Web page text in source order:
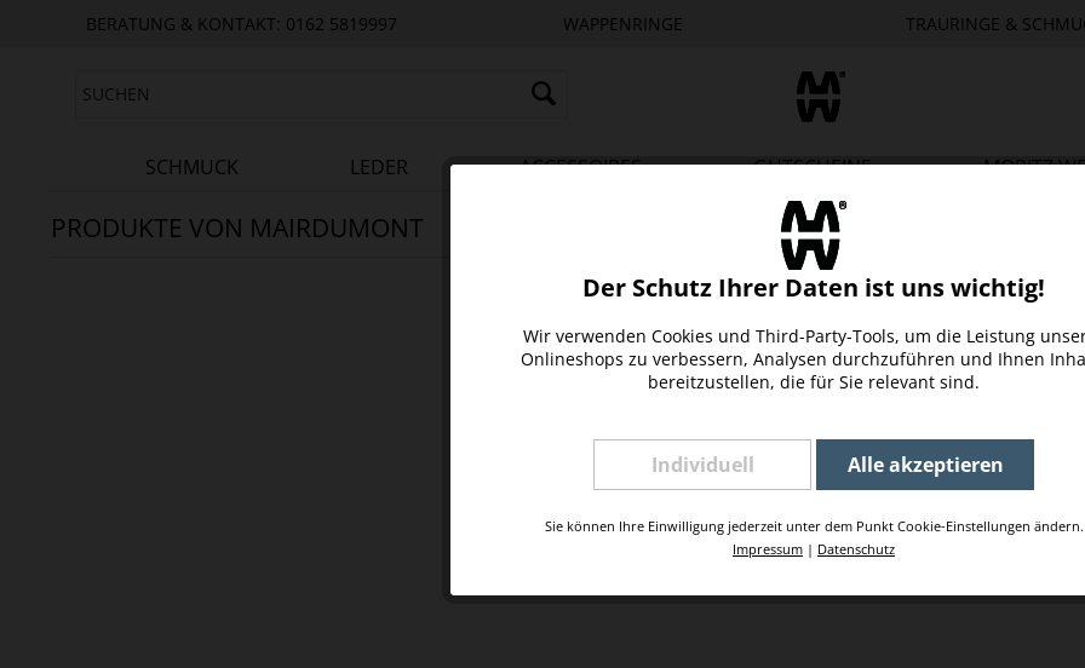
BERATUNG & KONTAKT: 0162 5819997 WAPPENRINGE TRAURINGE &
SCHMUCK LEDER ACCESSOIRES GUTSCHEINE MORITZ
Der Schutz Ihrer Daten ist uns wichtig!
Wir verwenden Cookies und Third-Party-Tools, um die Leistung
Onlineshops zu verbessern, Analysen durchzuführen und Ihnen
bereitzustellen, die für Sie relevant sind.
Individuell Alle akzeptieren
Sie können Ihre Einwilligung jederzeit unter dem Punkt Cookie-Einstellungen ändern.
Impressum | Datenschutz
PRODUKTE VON MAIRDUMONT